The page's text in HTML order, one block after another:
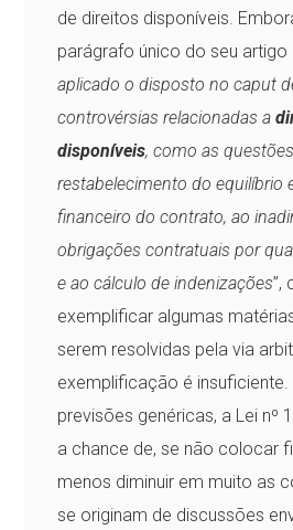
de direitos disponíveis.
parágrafo único do seu artigo
aplicado o disposto no caput
controvérsias relacionadas a
disponíveis, como as
restabelecimento do equilíbrio
financeiro do contrato, ao
obrigações contratuais por
e ao cálculo de indenizações”,
exemplificar algumas
serem resolvidas pela via
exemplificação é
previsões genéricas, a Lei nº
a chance de, se não colocar
menos diminuir em muito as
se originam de discussões